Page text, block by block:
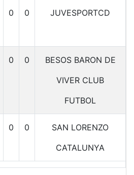
0 0 JUVESPORTCD
0 0
BESOS BARON DE
VIVER CLUB
FUTBOL
0 0
SAN LORENZO
CATALUNYA